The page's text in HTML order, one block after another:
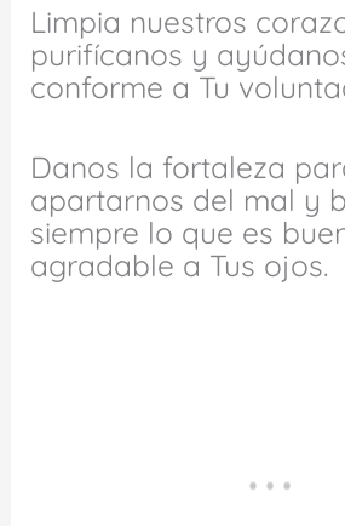
Limpia nuestros
purifícanos y
conforme a Tu
Danos la fortaleza
apartarnos del mal y
siempre lo que es
agradable a Tus ojos.